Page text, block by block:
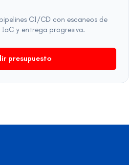
CI/CD con escaneos de
IaC y entrega progresiva.
presupuesto